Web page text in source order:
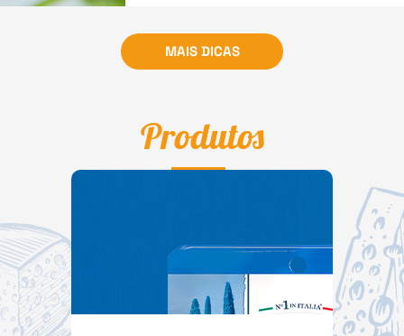
MAIS DICAS
Produtos